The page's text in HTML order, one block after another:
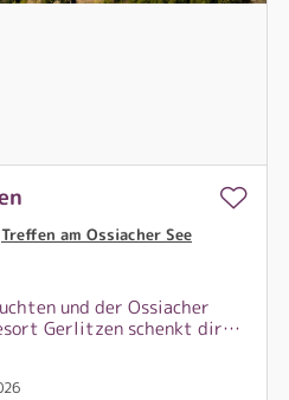
Treffen am Ossiacher See
und der Ossiacher
Gerlitzen schenkt dir